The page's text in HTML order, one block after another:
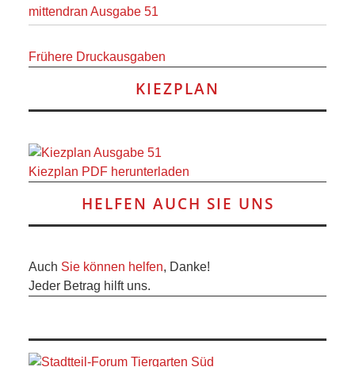
mittendran Ausgabe 51
Frühere Druckausgaben
KIEZPLAN
Kiezplan PDF herunterladen
HELFEN AUCH SIE UNS
Auch Sie können helfen, Danke!
Jeder Betrag hilft uns.